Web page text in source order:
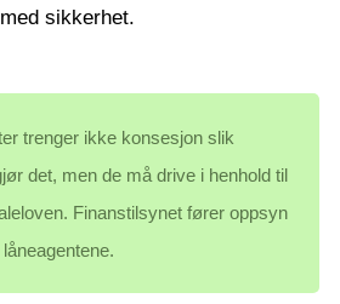
sikkerhet.
trenger ikke konsesjon slik
det, men de må drive i henhold til
Finanstilsynet fører oppsyn